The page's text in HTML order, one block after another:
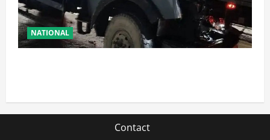
NATIONAL
Contact